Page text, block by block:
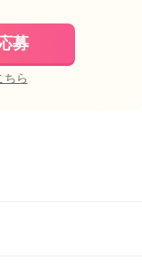
募
ちら